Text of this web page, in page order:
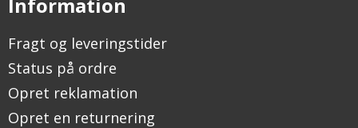
Fragt og leveringstider
Status på ordre
Opret reklamation
Opret en returnering